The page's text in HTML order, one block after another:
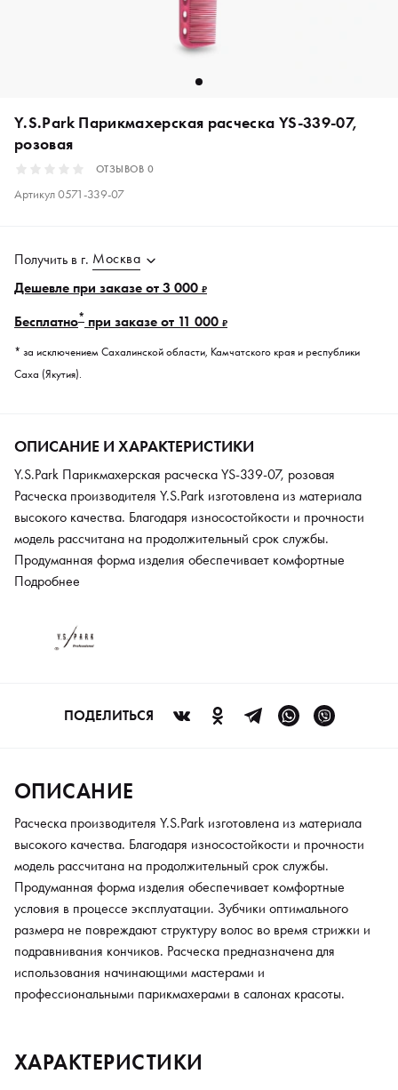
Y.S.Park Парикмахерская расческа YS-339-07,
розовая
ОТЗЫВОВ 0
Артикул0571-339-07
Получить в г. Москва
Дешевле при заказе от 3 000 ₽
Бесплатно* при заказе от 11 000 ₽
* за исключением Сахалинской области, Камчатского края и республики
Саха (Якутия).
ОПИСАНИЕ И ХАРАКТЕРИСТИКИ
Y.S.Park Парикмахерская расческа YS-339-07, розовая
Расческа производителя Y.S.Park изготовлена из материала
высокого качества. Благодаря износостойкости и прочности
модель рассчитана на продолжительный срок службы.
Продуманная форма изделия обеспечивает комфортные
условия в процессе эксплуатации. Зубчики оптимального
подравнивания кончиков. Расческа предназначена для
использования начинающими мастерами и
Подробнее
ПОДЕЛИТЬСЯ
ОПИСАНИЕ
Расческа производителя Y.S.Park изготовлена из материала
высокого качества. Благодаря износостойкости и прочности
модель рассчитана на продолжительный срок службы.
Продуманная форма изделия обеспечивает комфортные
условия в процессе эксплуатации. Зубчики оптимального
размера не повреждают структуру волос во время стрижки и
подравнивания кончиков. Расческа предназначена для
использования начинающими мастерами и
профессиональными парикмахерами в салонах красоты.
ХАРАКТЕРИСТИКИ